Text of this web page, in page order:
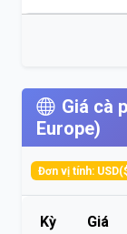
Giá cà
Europe)
Đơn vị tính:
Kỳ
Giá